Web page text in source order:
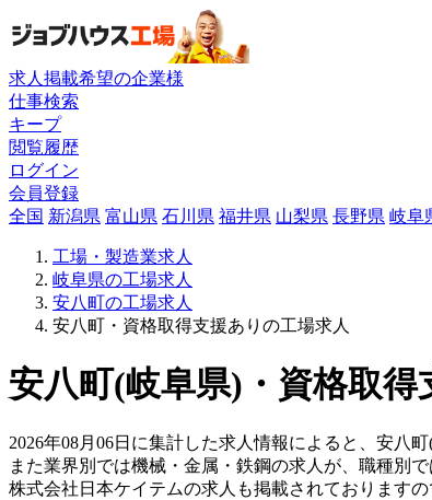
求人掲載希望の企業様
仕事検索
キープ
閲覧履歴
ログイン
会員登録
全国 新潟県 富山県 石川県 福井県 山梨県 長野県 岐阜
工場・製造業求人
岐阜県の工場求人
安八町の工場求人
安八町・資格取得支援ありの工場求人
安八町(岐阜県)・資格取
2026年08月06日に集計した求人情報によると、安八
また業界別では機械・金属・鉄鋼の求人が、職種別
株式会社日本ケイテムの求人も掲載されております